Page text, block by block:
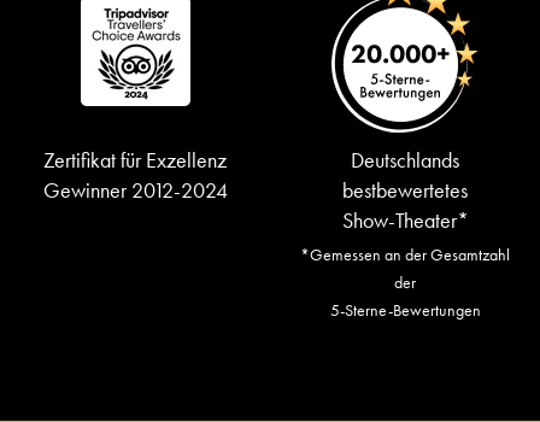
Zertifikat für Exzellenz
Gewinner 2012-2024
Deutschlands
bestbewertetes
Show-Theater*
*Gemessen an der Gesamtzahl
der
5-Sterne-Bewertungen